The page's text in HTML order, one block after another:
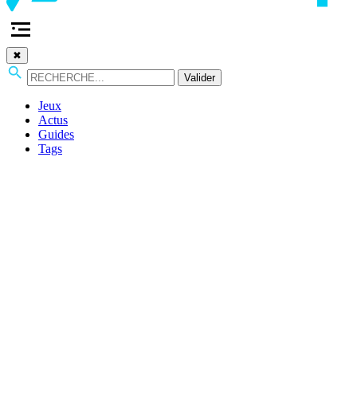
✖
Valider
Jeux
Actus
Guides
Tags